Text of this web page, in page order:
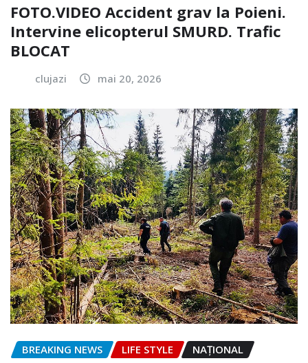
FOTO.VIDEO Accident grav la Poieni.
Intervine elicopterul SMURD. Trafic
BLOCAT
clujazi mai 20, 2026
BREAKING NEWS LIFE STYLE NAŢIONAL